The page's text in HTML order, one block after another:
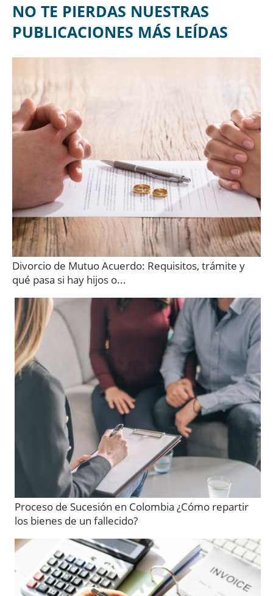
NO TE PIERDAS NUESTRAS
PUBLICACIONES MÁS LEÍDAS
Divorcio de Mutuo Acuerdo: Requisitos, trámite y
qué pasa si hay hijos o...
Proceso de Sucesión en Colombia ¿Cómo repartir
los bienes de un fallecido?